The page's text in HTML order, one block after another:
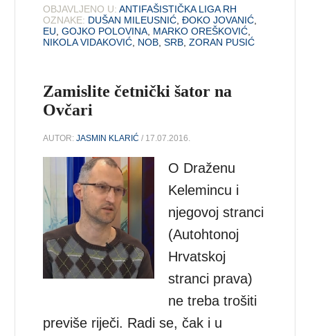
OBJAVLJENO U: ANTIFAŠISTIČKA LIGA RH
OZNAKE: DUŠAN MILEUSNIĆ ,ĐOKO JOVANIĆ
EU ,GOJKO POLOVINA MARKO OREŠKOVIĆ
NIKOLA VIDAKOVIĆ NOB ,SRB ,ZORAN PUSIĆ
Zamislite četnički šator na
Ovčari
AUTOR:JASMIN KLARIĆ / 17.07.2016.
O Draženu
Kelemincu i
njegovoj stranci
(Autohtonoj
Hrvatskoj
stranci prava)
ne treba trošiti
previše riječi. Radi se, čak i u